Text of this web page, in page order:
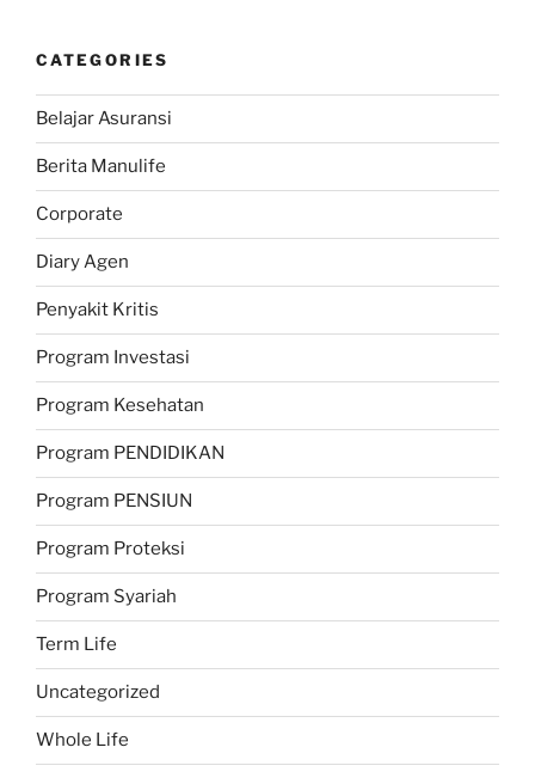
CATEGORIES
Belajar Asuransi
Berita Manulife
Corporate
Diary Agen
Penyakit Kritis
Program Investasi
Program Kesehatan
Program PENDIDIKAN
Program PENSIUN
Program Proteksi
Program Syariah
Term Life
Uncategorized
Whole Life